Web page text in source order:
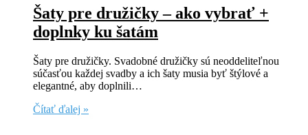
Šaty pre družičky – ako vybrať +
doplnky ku šatám
Šaty pre družičky. Svadobné družičky sú neoddeliteľnou
súčasťou každej svadby a ich šaty musia byť štýlové a
elegantné, aby doplnili…
Čítať ďalej »